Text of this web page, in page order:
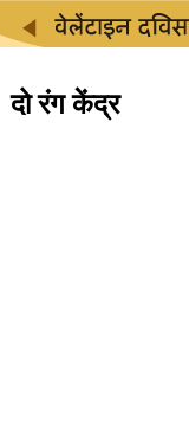
दो रंग केंद्र